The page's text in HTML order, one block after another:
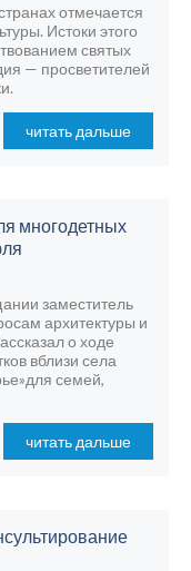
отмечается
Истоки этого
святых
— просветителей
читать дальше
многодетных
заместитель
архитектуры и
о ходе
вблизи села
семей,
читать дальше